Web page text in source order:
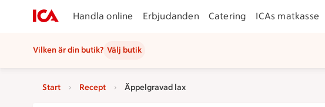
Handla online Erbjudanden Catering ICAs matkasse
Vilken är din butik? Välj butik
Start Recept Äppelgravad lax